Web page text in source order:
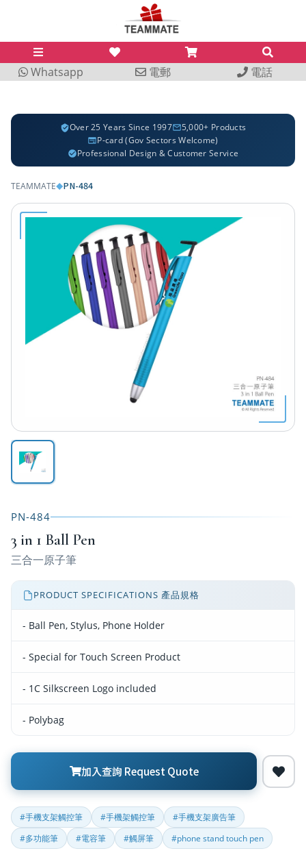
Whatsapp 電郵 電話
Over 25 Years Since 1997
5,000+ Products
P-card (Gov Sectors Welcome)
Professional Design & Customer Service
TEAMMATE◆PN-484
PN-484
3 in 1 Ball Pen
三合一原子筆
PRODUCT SPECIFICATIONS 產品規格
- Ball Pen, Stylus, Phone Holder
- Special for Touch Screen Product
- 1C Silkscreen Logo included
- Polybag
加入查詢 Request Quote
#手機支架觸控筆 #手機架觸控筆 #手機支架廣告筆
#多功能筆 #電容筆 #觸屏筆 #phone stand touch pen